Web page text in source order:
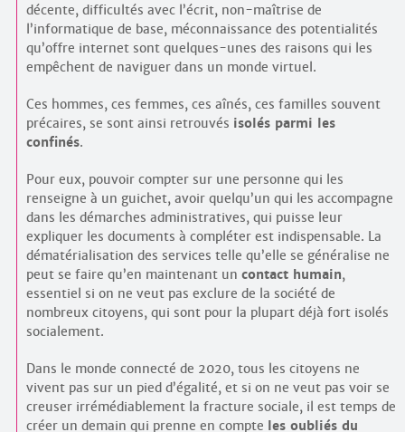
décente, difficultés avec l’écrit, non-maîtrise de
l’informatique de base, méconnaissance des potentialités
qu’offre internet sont quelques-unes des raisons qui les
empêchent de naviguer dans un monde virtuel.
Ces hommes, ces femmes, ces aînés, ces familles souvent
précaires, se sont ainsi retrouvés isolés parmi les
confinés.
Pour eux, pouvoir compter sur une personne qui les
renseigne à un guichet, avoir quelqu’un qui les accompagne
dans les démarches administratives, qui puisse leur
expliquer les documents à compléter est indispensable. La
dématérialisation des services telle qu’elle se généralise ne
peut se faire qu’en maintenant un contact humain,
essentiel si on ne veut pas exclure de la société de
nombreux citoyens, qui sont pour la plupart déjà fort isolés
socialement.
Dans le monde connecté de 2020, tous les citoyens ne
vivent pas sur un pied d’égalité, et si on ne veut pas voir se
creuser irrémédiablement la fracture sociale, il est temps de
créer un demain qui prenne en compte les oubliés du